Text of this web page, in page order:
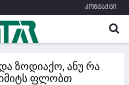
კონტაქტი
ზოდიაქო, ანუ რა
ფლობთ